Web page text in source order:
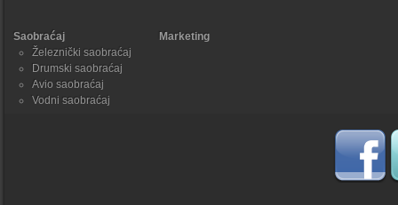
Saobraćaj
Železnički saobraćaj
Drumski saobraćaj
Avio saobraćaj
Vodni saobraćaj
Marketing